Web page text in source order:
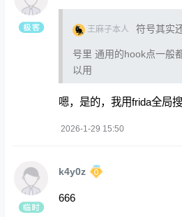
王麻子本人 符号其实
号里 通用的hook点一般
以用
嗯，是的，我用frida全局
2026-1-29 15:50
k4y0z
666